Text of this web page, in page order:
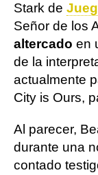
Stark de
Señor de los
altercado en
de la
actualmente
City is Ours,
Al parecer,
durante una
contado